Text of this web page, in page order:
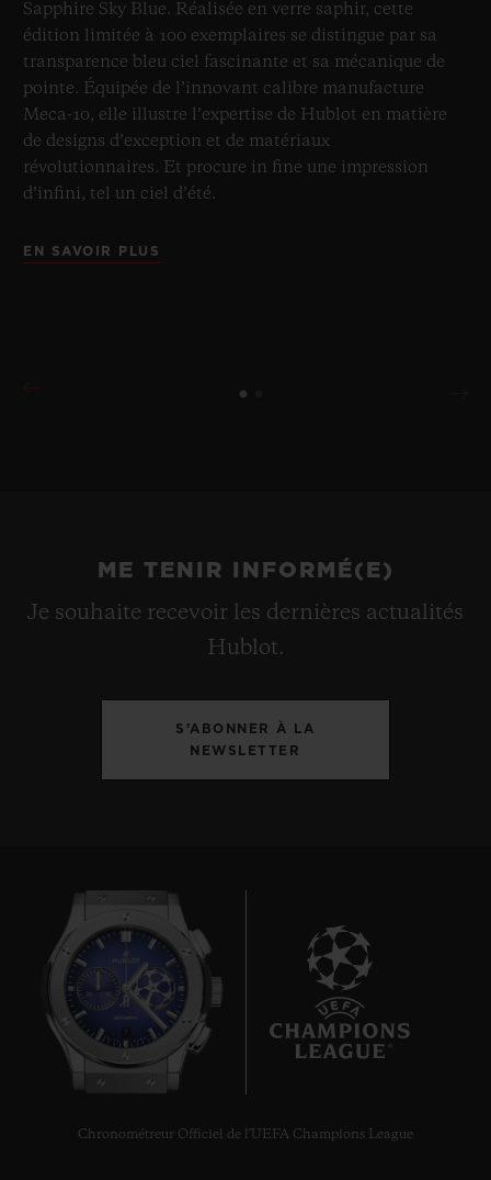
Sapphire Sky Blue. Réalisée en verre saphir, cette
édition limitée à 100 exemplaires se distingue par sa
transparence bleu ciel fascinante et sa mécanique de
pointe. Équipée de l’innovant calibre manufacture
Meca-10, elle illustre l’expertise de Hublot en matière
de designs d’exception et de matériaux
révolutionnaires. Et procure in fine une impression
d’infini, tel un ciel d’été.
EN SAVOIR PLUS
ME TENIR INFORMÉ(E)
Je souhaite recevoir les dernières actualités
Hublot.
S’ABONNER À LA
NEWSLETTER
Chronométreur Officiel de l'UEFA Champions League